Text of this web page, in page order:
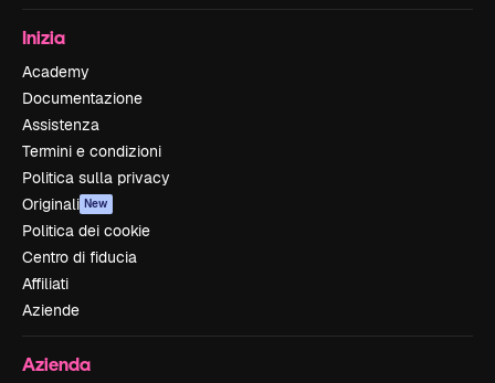
Inizia
Academy
Documentazione
Assistenza
Termini e condizioni
Politica sulla privacy
Originali New
Politica dei cookie
Centro di fiducia
Affiliati
Aziende
Azienda